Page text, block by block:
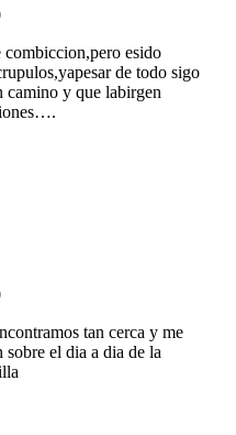
esido
de todo sigo
camino y que labirgen
tan cerca y me
sobre el dia a dia de la